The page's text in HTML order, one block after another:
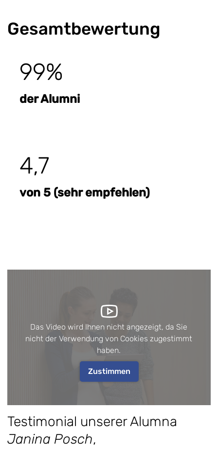
Gesamtbewertung
99%
der Alumni
4,7
von 5 (sehr empfehlen)
Testimonial unserer Alumna
Janina Posch,
Das Video wird Ihnen nicht angezeigt, da Sie
nicht der Verwendung von Cookies zugestimmt
haben.
Zustimmen